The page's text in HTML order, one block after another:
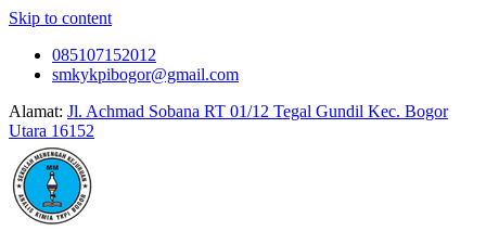
Skip to content
085107152012
smkykpibogor@gmail.com
Alamat: Jl. Achmad Sobana RT 01/12 Tegal Gundil Kec. Bogor
Utara 16152